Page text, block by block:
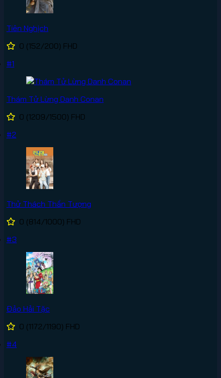
Tiên Nghịch
0 (152/200) FHD
#1
Thám Tử Lừng Danh Conan
0 (1209/1500) FHD
#2
Thử Thách Thần Tượng
0 (814/1000) FHD
#3
Đảo Hải Tặc
0 (1172/1190) FHD
#4